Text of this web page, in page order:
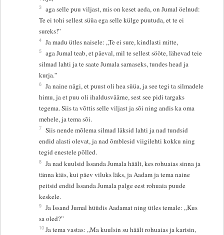
3 aga selle puu viljast, mis on keset aeda, on Jumal öelnud:
Te ei tohi sellest süüa ega selle külge puutuda, et te ei
sureks!”
4 Ja madu ütles naisele: „Te ei sure, kindlasti mitte,
5 aga Jumal teab, et päeval, mil te sellest sööte, lähevad teie
silmad lahti ja te saate Jumala sarnaseks, tundes head ja
kurja.”
6 Ja naine nägi, et puust oli hea süüa, ja see tegi ta silmadele
himu, ja et puu oli ihaldusväärne, sest see pidi targaks
tegema. Siis ta võttis selle viljast ja sõi ning andis ka oma
mehele, ja tema sõi.
7 Siis nende mõlema silmad läksid lahti ja nad tundsid
endid alasti olevat, ja nad õmblesid viigilehti kokku ning
tegid enestele põlled.
8 Ja nad kuulsid Issanda Jumala häält, kes rohuaias sinna ja
tänna käis, kui päev viluks läks, ja Aadam ja tema naine
peitsid endid Issanda Jumala palge eest rohuaia puude
keskele.
9 Ja Issand Jumal hüüdis Aadamat ning ütles temale: „Kus
sa oled?”
10 Ja tema vastas: „Ma kuulsin su häält rohuaias ja kartsin,